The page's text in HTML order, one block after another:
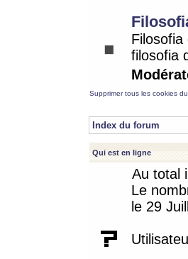
filosofia
Supprimer tous les cookies
Index du forum
Qui est en ligne
Au total
Le
le 29